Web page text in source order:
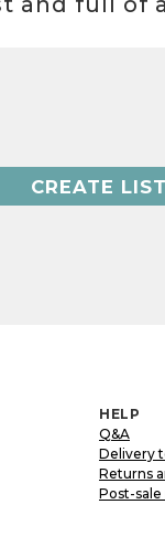
CREATE LIST
HELP
Q&A
Delivery
Returns
Post-